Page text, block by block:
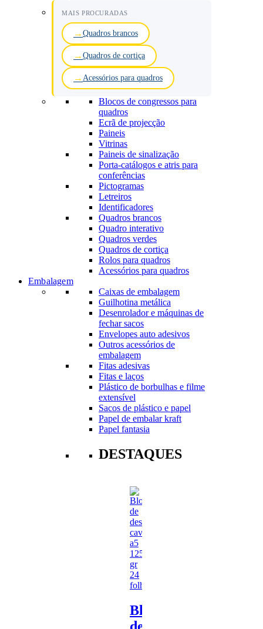
MAIS PROCURADAS
Quadros brancos
Quadros de cortiça
Acessórios para quadros
Blocos de congressos para
quadros
Ecrã de projecção
Paineis
Vitrinas
Paineis de sinalização
Porta-catálogos e atris para
conferências
Pictogramas
Letreiros
Identificadores
Quadros brancos
Quadro interativo
Quadros verdes
Quadros de cortiça
Rolos para quadros
Acessórios para quadros
Embalagem
Caixas de embalagem
Guilhotina metálica
Desenrolador e máquinas de
fechar sacos
Envelopes auto adesivos
Outros acessórios de
embalagem
Fitas adesivas
Fitas e laços
Plástico de borbulhas e filme
extensível
Sacos de plástico e papel
Papel de embalar kraft
Papel fantasia
DESTAQUES
Bloco
de